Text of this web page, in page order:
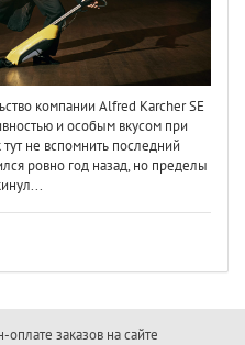
компании Alfred Karcher SE
и особым вкусом при
не вспомнить последний
ровно год назад, но пределы
заказов на сайте